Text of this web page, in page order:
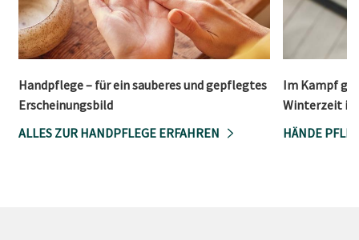
Handpflege – für ein sauberes und gepflegtes
Erscheinungsbild
ALLES ZUR HANDPFLEGE ERFAHREN
Im Kampf
Winterzeit
HÄNDE